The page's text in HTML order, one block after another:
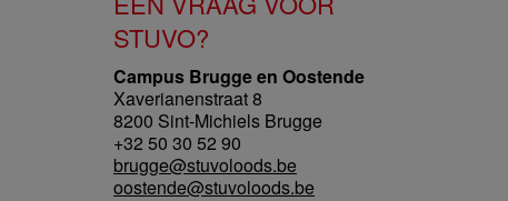
STUVO?
Campus Brugge en Oostende
Xaverianenstraat 8
8200 Sint-Michiels Brugge
+32 50 30 52 90
brugge@stuvoloods.be
oostende@stuvoloods.be